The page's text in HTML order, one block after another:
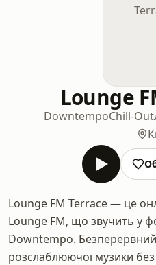
Lounge
DowntempoChill-Out
Lounge FM Terrace — це
Lounge FM, що звучить у
Downtempo. Безперервний
розслаблюючої музики